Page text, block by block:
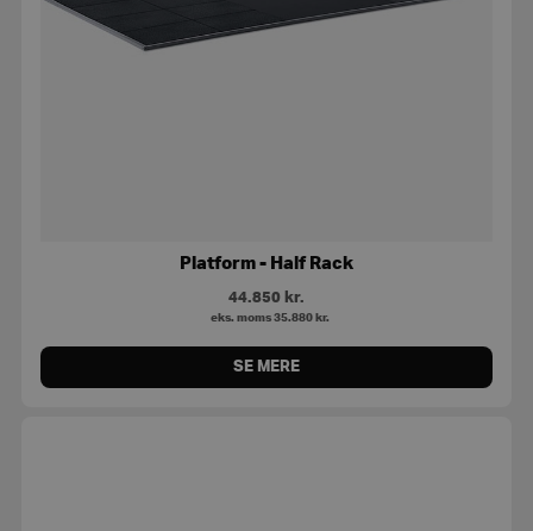
Platform - Half Rack
44.850 kr.
eks. moms 35.880 kr.
SE MERE